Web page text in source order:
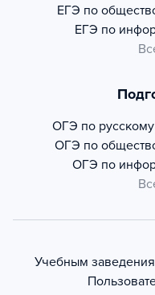
ЕГЭ по
ЕГЭ по
ОГЭ по
ОГЭ по
ОГЭ по
Учебным